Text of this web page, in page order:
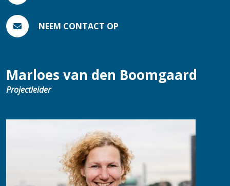
NEEM CONTACT OP
Marloes van den Boomgaard
Projectleider